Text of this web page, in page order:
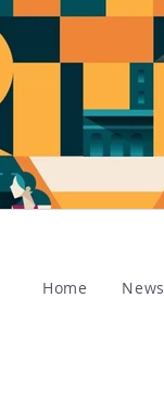
Home News